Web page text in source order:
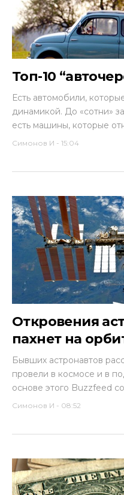
Топ-10
Есть автомобили,
динамикой. До «сотни»
есть машины, которые
Симонов И - 15:04
Откровения
пахнет на
Бывших астронавтов
провели в космосе и в
основе этого Buzzfeed
Симонов И - 08:52